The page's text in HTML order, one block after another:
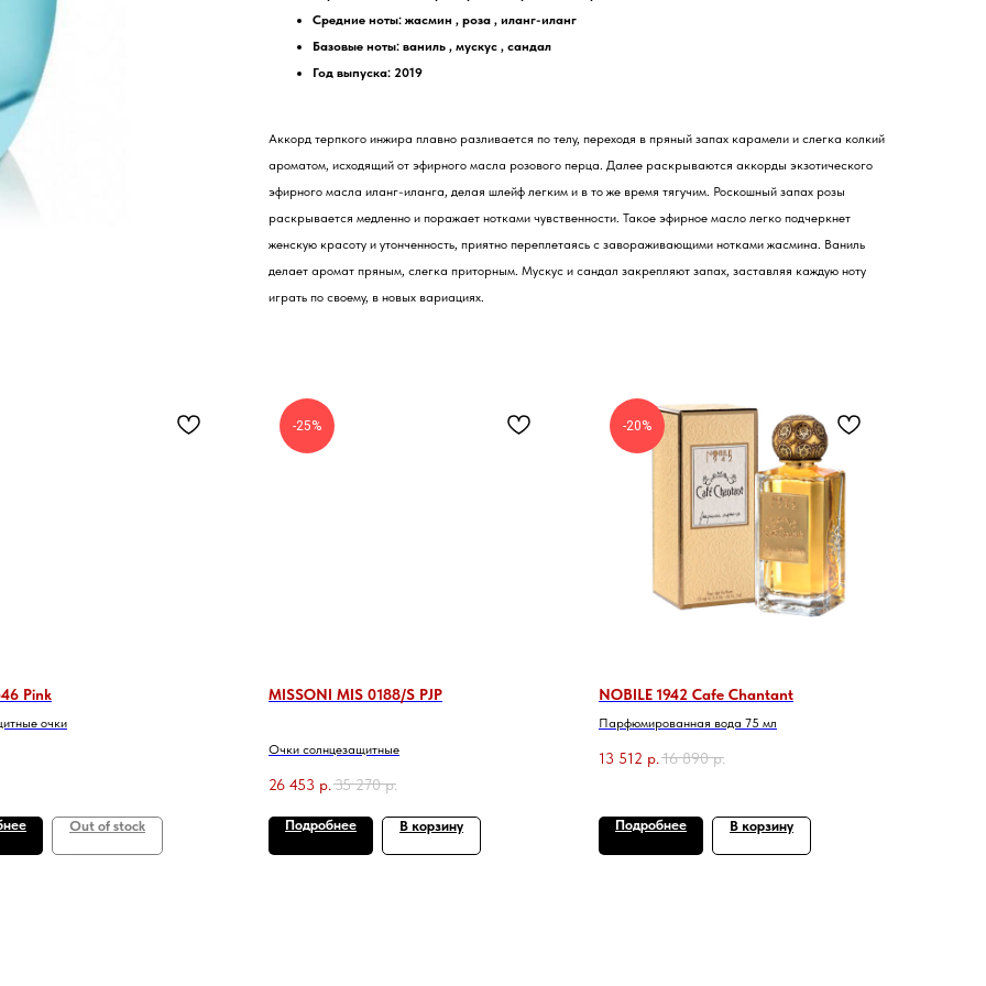
Средние ноты: жасмин , роза , иланг-иланг
Базовые ноты: ваниль , мускус , сандал
Год выпуска: 2019
Аккорд терпкого инжира плавно разливается по телу, переходя в пряный запах карамели и слегка колкий
ароматом, исходящий от эфирного масла розового перца. Далее раскрываются аккорды экзотического
эфирного масла иланг-иланга, делая шлейф легким и в то же время тягучим. Роскошный запах розы
раскрывается медленно и поражает нотками чувственности. Такое эфирное масло легко подчеркнет
женскую красоту и утонченность, приятно переплетаясь с завораживающими нотками жасмина. Ваниль
делает аромат пряным, слегка приторным. Мускус и сандал закрепляют запах, заставляя каждую ноту
играть по своему, в новых вариациях.
Pink
очки
Out of stock
-25%
MISSONI MIS 0188/S PJP
Очки солнцезащитные
26 453 р.35 270 р.
Подробнее В корзину
-20%
NOBILE 1942 Cafe Chantant
Парфюмированная вода 75 мл
13 512 р.16 890 р.
Подробнее В корзину